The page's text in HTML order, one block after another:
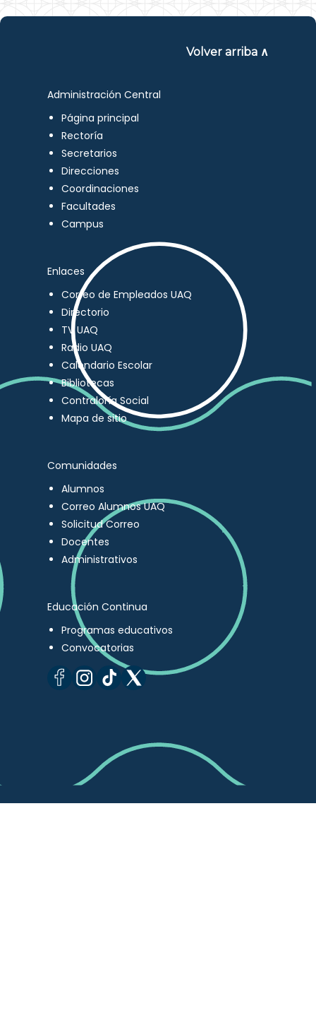
Volver arriba ∧
Administración Central
Página principal
Rectoría
Secretarios
Direcciones
Coordinaciones
Facultades
Campus
Enlaces
Correo de Empleados UAQ
Directorio
TV UAQ
Radio UAQ
Calendario Escolar
Bibliotecas
Contraloría Social
Mapa de sitio
Comunidades
Alumnos
Correo Alumnos UAQ
Solicitud Correo
Docentes
Administrativos
Educación Continua
Programas educativos
Convocatorias